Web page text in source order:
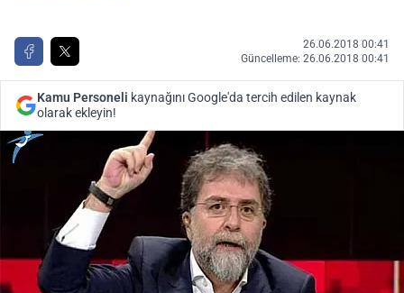
26.06.2018 00:41
Güncelleme: 26.06.2018 00:41
Kamu Personeli kaynağını Google'da tercih edilen kaynak
olarak ekleyin!